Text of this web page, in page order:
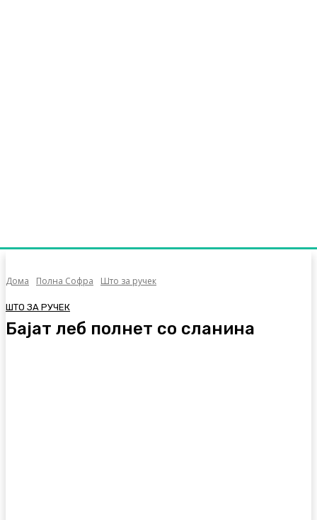
Дома Полна Софра Што за ручек
ШТО ЗА РУЧЕК
Бајат леб полнет со сланина